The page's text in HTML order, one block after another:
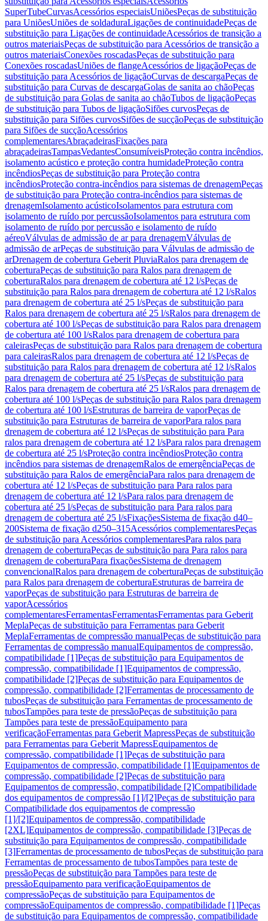
SuperTubeCurvasAcessórios especiaisUniõesPeças de substituição
para UniõesUniões de soldaduraLigações de continuidadePeças de
substituição para Ligações de continuidadeAcessórios de transição a
outros materiaisPeças de substituição para Acessórios de transição a
outros materiaisConexões roscadasPeças de substituição para
Conexões roscadasUniões de flangeAcessórios de ligaçãoPeças de
substituição para Acessórios de ligaçãoCurvas de descargaPeças de
substituição para Curvas de descargaGolas de sanita ao chãoPeças
de substituição para Golas de sanita ao chãoTubos de ligaçãoPeças
de substituição para Tubos de ligaçãoSifões curvosPeças de
substituição para Sifões curvosSifões de sucçãoPeças de substituição
para Sifões de sucçãoAcessórios
complementaresAbraçadeirasFixações para
abraçadeirasTampasVedantesConsumíveisProteção contra incêndios,
isolamento acústico e proteção contra humidadeProteção contra
incêndiosPeças de substituição para Proteção contra
incêndiosProteção contra-incêndios para sistemas de drenagemPeças
de substituição para Proteção contra-incêndios para sistemas de
drenagemIsolamento acústicoIsolamentos para estrutura com
isolamento de ruído por percussãoIsolamentos para estrutura com
isolamento de ruído por percussão e isolamento de ruído
aéreoVálvulas de admissão de ar para drenagemVálvulas de
admissão de arPeças de substituição para Válvulas de admissão de
arDrenagem de cobertura Geberit PluviaRalos para drenagem de
coberturaPeças de substituição para Ralos para drenagem de
coberturaRalos para drenagem de cobertura até 12 l/sPeças de
substituição para Ralos para drenagem de cobertura até 12 l/sRalos
para drenagem de cobertura até 25 l/sPeças de substituição para
Ralos para drenagem de cobertura até 25 l/sRalos para drenagem de
cobertura até 100 l/sPeças de substituição para Ralos para drenagem
de cobertura até 100 l/sRalos para drenagem de cobertura para
caleirasPeças de substituição para Ralos para drenagem de cobertura
para caleirasRalos para drenagem de cobertura até 12 l/sPeças de
substituição para Ralos para drenagem de cobertura até 12 l/sRalos
para drenagem de cobertura até 25 l/sPeças de substituição para
Ralos para drenagem de cobertura até 25 l/sRalos para drenagem de
cobertura até 100 l/sPeças de substituição para Ralos para drenagem
de cobertura até 100 l/sEstruturas de barreira de vaporPeças de
substituição para Estruturas de barreira de vaporPara ralos para
drenagem de cobertura até 12 l/sPeças de substituição para Para
ralos para drenagem de cobertura até 12 l/sPara ralos para drenagem
de cobertura até 25 l/sProteção contra incêndiosProteção contra
incêndios para sistemas de drenagemRalos de emergênciaPeças de
substituição para Ralos de emergênciaPara ralos para drenagem de
cobertura até 12 l/sPeças de substituição para Para ralos para
drenagem de cobertura até 12 l/sPara ralos para drenagem de
cobertura até 25 l/sPeças de substituição para Para ralos para
drenagem de cobertura até 25 l/sFixaçõesSistema de fixação d40–
200Sistema de fixação d250–315Acessórios complementaresPeças
de substituição para Acessórios complementaresPara ralos para
drenagem de coberturaPeças de substituição para Para ralos para
drenagem de coberturaPara fixaçõesSistema de drenagem
convencionalRalos para drenagem de coberturaPeças de substituição
para Ralos para drenagem de coberturaEstruturas de barreira de
vaporPeças de substituição para Estruturas de barreira de
vaporAcessórios
complementaresFerramentasFerramentasFerramentas para Geberit
MeplaPeças de substituição para Ferramentas para Geberit
MeplaFerramentas de compressão manualPeças de substituição para
Ferramentas de compressão manualEquipamentos de compressão,
compatibilidade [1]Peças de substituição para Equipamentos de
compressão, compatibilidade [1]Equipamentos de compressão,
compatibilidade [2]Peças de substituição para Equipamentos de
compressão, compatibilidade [2]Ferramentas de processamento de
tubosPeças de substituição para Ferramentas de processamento de
tubosTampões para teste de pressãoPeças de substituição para
Tampões para teste de pressãoEquipamento para
verificaçãoFerramentas para Geberit MapressPeças de substituição
para Ferramentas para Geberit MapressEquipamentos de
compressão, compatibilidade [1]Peças de substituição para
Equipamentos de compressão, compatibilidade [1]Equipamentos de
compressão, compatibilidade [2]Peças de substituição para
Equipamentos de compressão, compatibilidade [2]Compatibilidade
dos equipamentos de compressão [1]/[2]Peças de substituição para
Compatibilidade dos equipamentos de compressão
[1]/[2]Equipamentos de compressão, compatibilidade
[2XL]Equipamentos de compressão, compatibilidade [3]Peças de
substituição para Equipamentos de compressão, compatibilidade
[3]Ferramentas de processamento de tubosPeças de substituição para
Ferramentas de processamento de tubosTampões para teste de
pressãoPeças de substituição para Tampões para teste de
pressãoEquipamento para verificaçãoEquipamentos de
compressãoPeças de substituição para Equipamentos de
compressãoEquipamentos de compressão, compatibilidade [1]Peças
de substituição para Equipamentos de compressão, compatibilidade